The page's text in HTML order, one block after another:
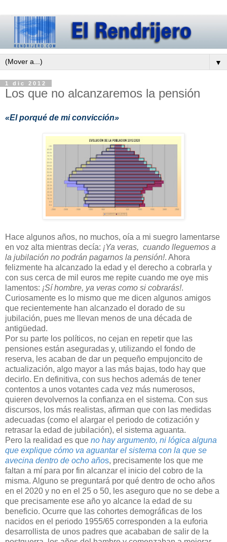
▼
1 dic 2012
Los que no alcanzaremos la pensión
«El porqué de mi convicción»
Hace algunos años, no muchos, oía a mi suegro lamentarse
en voz alta mientras decía: ¡Ya veras, cuando lleguemos a
la jubilación no podrán pagarnos la pensión!. Ahora
felizmente ha alcanzado la edad y el derecho a cobrarla y
con sus cerca de mil euros me repite cuando me oye mis
lamentos: ¡Sí hombre, ya veras como si cobrarás!.
Curiosamente es lo mismo que me dicen algunos amigos
que recientemente han alcanzado el dorado de su
jubilación, pues me llevan menos de una década de
antigüedad.
Por su parte los políticos, no cejan en repetir que las
pensiones están aseguradas y, utilizando el fondo de
reserva, les acaban de dar un pequeño empujoncito de
actualización, algo mayor a las más bajas, todo hay que
decirlo. En definitiva, con sus hechos además de tener
contentos a unos votantes cada vez más numerosos,
quieren devolvernos la confianza en el sistema. Con sus
discursos, los más realistas, afirman que con las medidas
adecuadas (como el alargar el periodo de cotización y
retrasar la edad de jubilación), el sistema aguanta.
Pero la realidad es que no hay argumento, ni lógica alguna
que explique cómo va aguantar el sistema con la que se
avecina dentro de ocho años, precisamente los que me
faltan a mí para por fin alcanzar el inicio del cobro de la
misma. Alguno se preguntará por qué dentro de ocho años
en el 2020 y no en el 25 o 50, les aseguro que no se debe a
que precisamente ese año yo alcance la edad de su
beneficio. Ocurre que las cohortes demográficas de los
nacidos en el periodo 1955/65 corresponden a la euforia
desarrollista de unos padres que acababan de salir de la